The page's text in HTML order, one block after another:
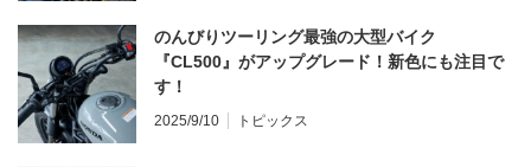
のんびりツーリング最強の大型バイク
『CL500』がアップグレード！新色にも注目で
す！
2025/9/10 トピックス